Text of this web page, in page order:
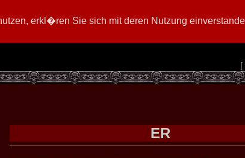
erkl�ren Sie sich mit deren Nutzung
[
ER